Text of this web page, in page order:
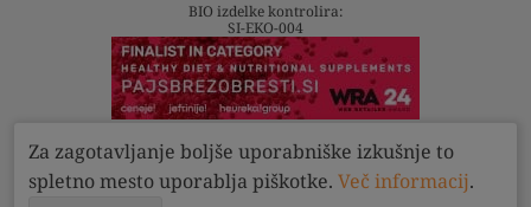
BIO izdelke kontrolira:
SI-EKO-004
KontaktPogojiZasebnost
Pajs brez obresti d.o.o. 2022 - 2026. Vse pravice pridržane.
Za zagotavljanje boljše uporabniške izkušnje to
spletno mesto uporablja piškotke. Več informacij.